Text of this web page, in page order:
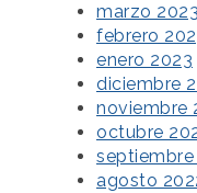
marzo 2023
febrero
enero 2023
diciembre
noviembre
octubre
septiembre
agosto